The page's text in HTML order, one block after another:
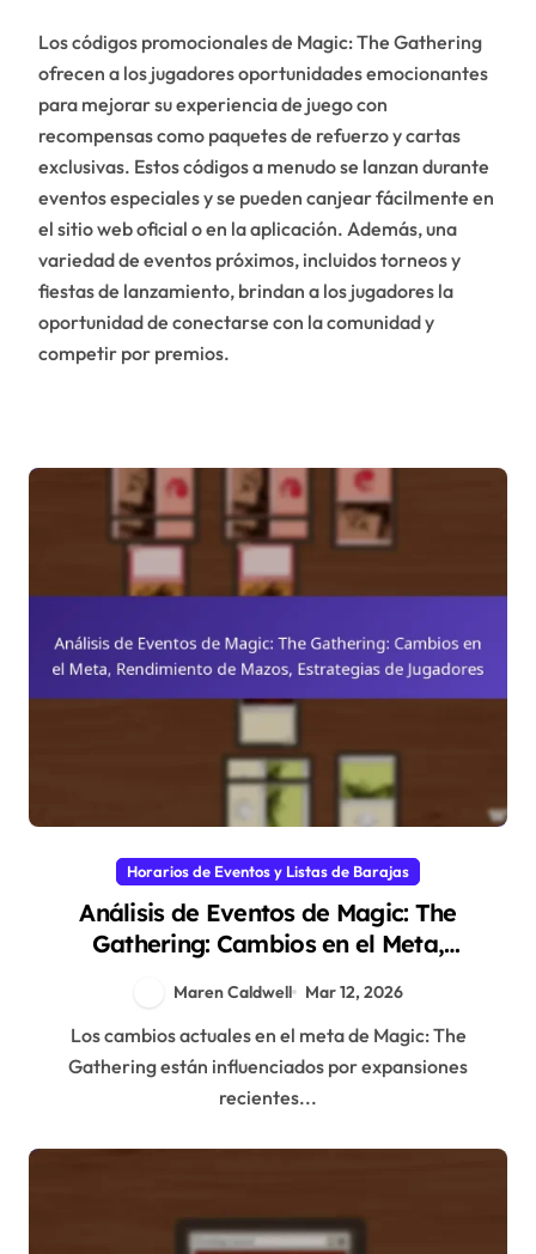
Los códigos promocionales de Magic: The Gathering
ofrecen a los jugadores oportunidades emocionantes
para mejorar su experiencia de juego con
recompensas como paquetes de refuerzo y cartas
exclusivas. Estos códigos a menudo se lanzan durante
eventos especiales y se pueden canjear fácilmente en
el sitio web oficial o en la aplicación. Además, una
variedad de eventos próximos, incluidos torneos y
fiestas de lanzamiento, brindan a los jugadores la
oportunidad de conectarse con la comunidad y
competir por premios.
Horarios de Eventos y Listas de Barajas
Análisis de Eventos de Magic: The
Gathering: Cambios en el Meta,
Jugadores
Maren Caldwell Mar 12, 2026
Los cambios actuales en el meta de Magic: The
Gathering están influenciados por expansiones
recientes...